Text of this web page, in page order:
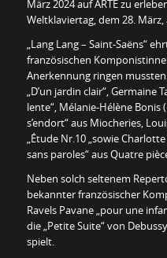
März 2024 auf ARTE zu
Weltklaviertag, dem 28. März,
„Lang Lang – Saint-Saëns“
französischen
Anerkennung ringen
„D’un jardin clair“, Germaine
lente“, Mélanie-Hélène Bonis
s’endort“ aus Miocheries,
„Étude Nr.10 „sowie
sans paroles“ aus Quatre
Neben solch seltenem
bekannter französischer
Ravels Pavane „pour une
die „Petite Suite“ von
spielt.